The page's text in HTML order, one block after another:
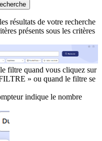
résultats de votre recherche
présents sous les critères
filtre quand vous cliquez sur
» ou quand le filtre se
indique le nombre